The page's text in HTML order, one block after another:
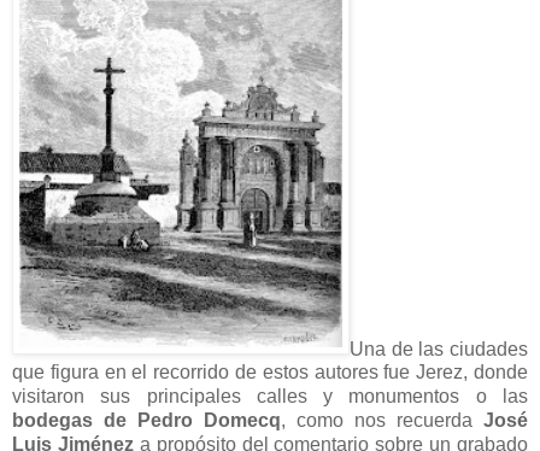
Una de las ciudades
que figura en el recorrido de estos autores fue Jerez, donde
visitaron sus principales calles y monumentos o las
bodegas de Pedro Domecq, como nos recuerda José
Luis Jiméneza propósito del comentario sobre un grabado